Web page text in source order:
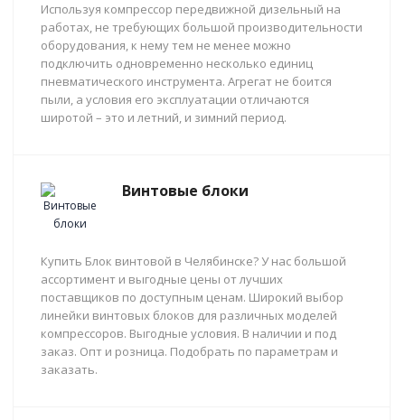
Используя компрессор передвижной дизельный на
работах, не требующих большой производительности
оборудования, к нему тем не менее можно
подключить одновременно несколько единиц
пневматического инструмента. Агрегат не боится
пыли, а условия его эксплуатации отличаются
широтой – это и летний, и зимний период.
Винтовые блоки
Купить Блок винтовой в Челябинске? У нас большой
ассортимент и выгодные цены от лучших
поставщиков по доступным ценам. Широкий выбор
линейки винтовых блоков для различных моделей
компрессоров. Выгодные условия. В наличии и под
заказ. Опт и розница. Подобрать по параметрам и
заказать.